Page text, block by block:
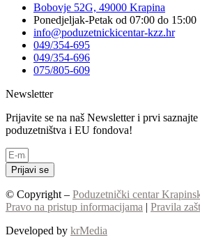
Bobovje 52G, 49000 Krapina
Ponedjeljak-Petak od 07:00 do 15:00
info@poduzetnickicentar-kzz.hr
049/354-695
049/354-696
075/805-609
Newsletter
Prijavite se na naš Newsletter i prvi
poduzetništva i EU fondova!
Prijavi se
© Copyright – Poduzetnički centar
Pravo na pristup informacijama | Pravila
Developed by krMedia